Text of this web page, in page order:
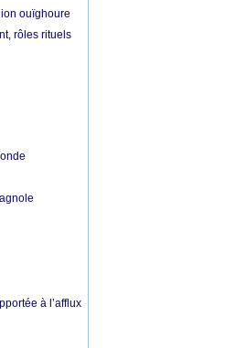
ouïghoure
rôles rituels
à l’afflux